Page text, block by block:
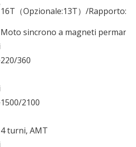
16T（Opzionale:13T）/
Moto sincrono a magneti
220/360
1500/2100
4 turni, AMT